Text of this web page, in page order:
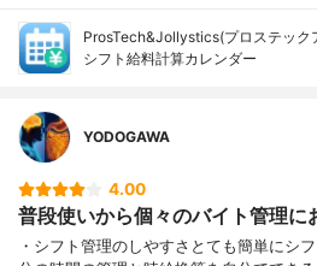
ProsTech&Jollystics(プロステック
シフト給料計算カレンダー
YODOGAWA
4.00
普段使いから個々のバイト管理に
・シフト管理のしやすさとても簡単にシ